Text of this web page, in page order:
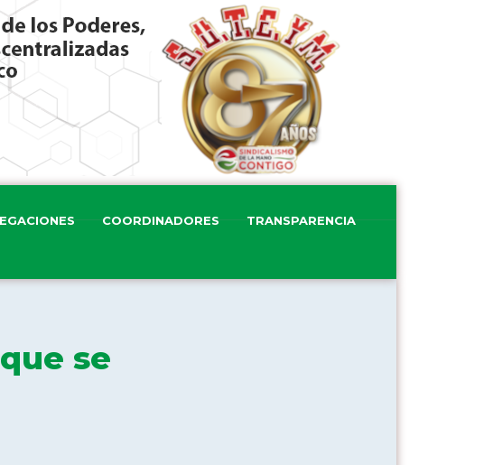
COORDINADORES TRANSPARENCIA
se